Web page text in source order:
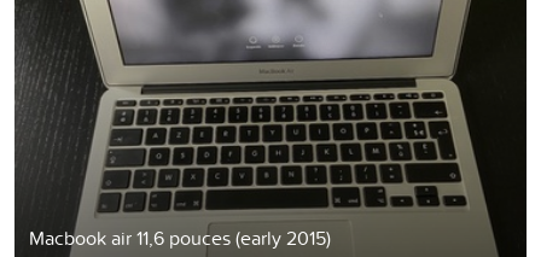
Macbook air 11,6 pouces (early 2015)